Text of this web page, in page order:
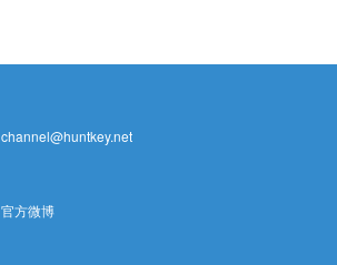
channel@huntkey.net
官方微博